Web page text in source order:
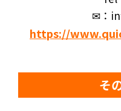
✉：
https://
そ